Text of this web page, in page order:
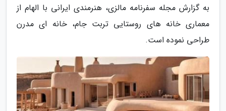
به گزارش مجله سفرنامه مالزی، هنرمندی ایرانی با الهام از
معماری خانه های روستایی تربت جام، خانه ای مدرن
طراحی نموده است.